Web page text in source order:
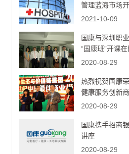
管理蓝海市场
业发展升级
2021-10-09
国康与深圳职
“国康班”开课在
2020-08-29
热烈祝贺国康
健康服务创新
2020-08-29
国康携手招商
讲座
2020-08-29